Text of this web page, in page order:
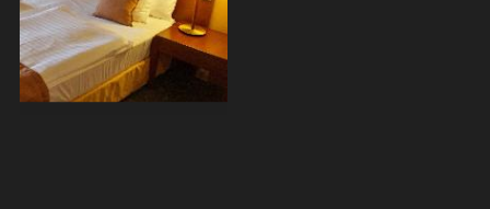
charmante Provinz mit
atemberaubenden Tempeln,
historis...